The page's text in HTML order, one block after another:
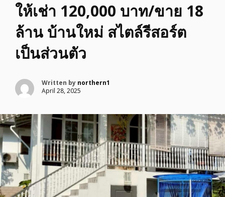
ให้เช่า 120,000 บาท/ขาย 18
ล้าน บ้านใหม่ สไตล์รีสอร์ต
เป็นส่วนตัว
Written by northern1
April 28, 2025